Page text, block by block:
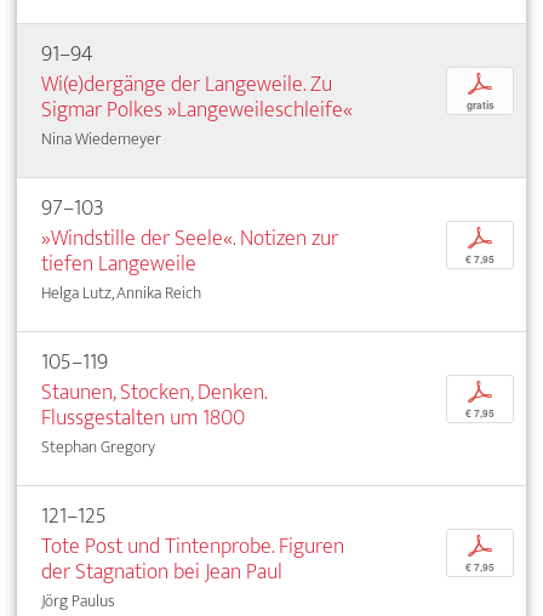
91–94
Wi(e)dergänge der Langeweile. Zu
Sigmar Polkes »Langeweileschleife«
Nina Wiedemeyer
p
gratis
97–103
»Windstille der Seele«. Notizen zur
tiefen Langeweile
Helga Lutz, Annika Reich
p
€ 7,95
105–119
Staunen, Stocken, Denken.
Flussgestalten um 1800
Stephan Gregory
p
€ 7,95
121–125
Tote Post und Tintenprobe. Figuren
der Stagnation bei Jean Paul
Jörg Paulus
p
€ 7,95